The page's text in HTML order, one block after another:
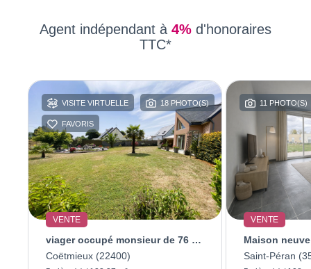
Agent indépendant à 4% d'honoraires
TTC*
VISITE VIRTUELLE 18 PHOTO(S)
FAVORIS
VENTE
viager occupé monsieur de 76 ans Dame de 71 ans
Coëtmieux (22400)
11 PHOTO(S)
VENTE
Saint-Péran